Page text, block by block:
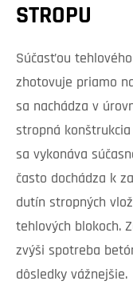
STROPU
Súčasťou
zhotovuje priamo
sa nachádza v
stropná
sa vykonáva
často dochádza k
dutín stropných
tehlových blokoch.
zvýši spotreba
dôsledky vážnejšie.